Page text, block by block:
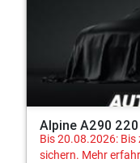
Alpine A290
Bis 20.08.2026:
sichern. Mehr